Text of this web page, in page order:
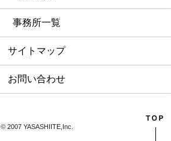
事務所一覧
サイトマップ
お問い合わせ
© 2007 YASASHIITE,Inc.